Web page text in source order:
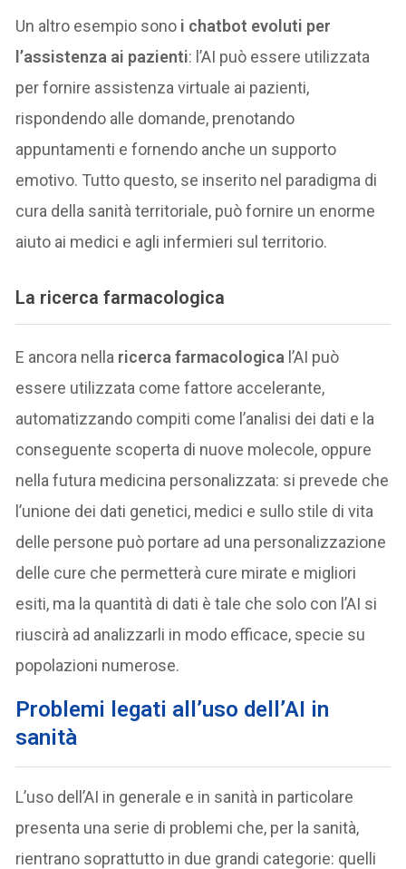
Un altro esempio sono i chatbot evoluti per
l’assistenza ai pazienti: l’AI può essere utilizzata
per fornire assistenza virtuale ai pazienti,
rispondendo alle domande, prenotando
appuntamenti e fornendo anche un supporto
emotivo. Tutto questo, se inserito nel paradigma di
cura della sanità territoriale, può fornire un enorme
aiuto ai medici e agli infermieri sul territorio.
La ricerca farmacologica
E ancora nella ricerca farmacologica l’AI può
essere utilizzata come fattore accelerante,
automatizzando compiti come l’analisi dei dati e la
conseguente scoperta di nuove molecole, oppure
nella futura medicina personalizzata: si prevede che
l’unione dei dati genetici, medici e sullo stile di vita
delle persone può portare ad una personalizzazione
delle cure che permetterà cure mirate e migliori
esiti, ma la quantità di dati è tale che solo con l’AI si
riuscirà ad analizzarli in modo efficace, specie su
popolazioni numerose.
Problemi legati all’uso dell’AI in
sanità
L’uso dell’AI in generale e in sanità in particolare
presenta una serie di problemi che, per la sanità,
rientrano soprattutto in due grandi categorie: quelli